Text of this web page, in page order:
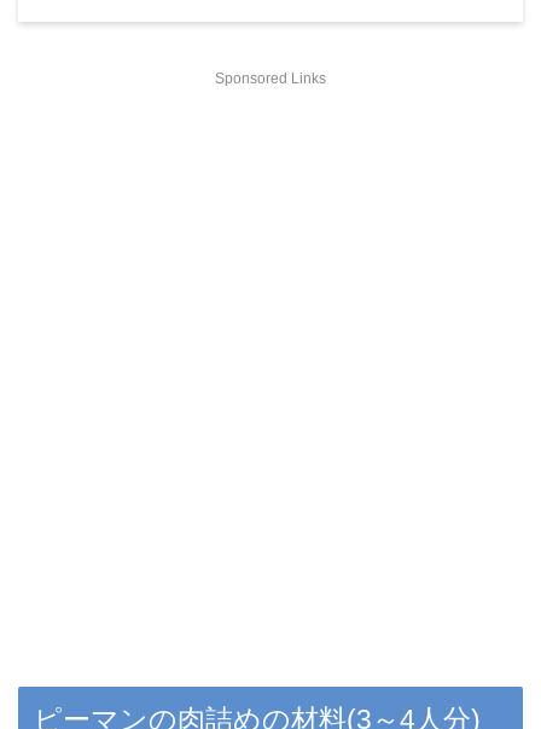
Sponsored Links
ピーマンの肉詰めの材料(3～4人分)